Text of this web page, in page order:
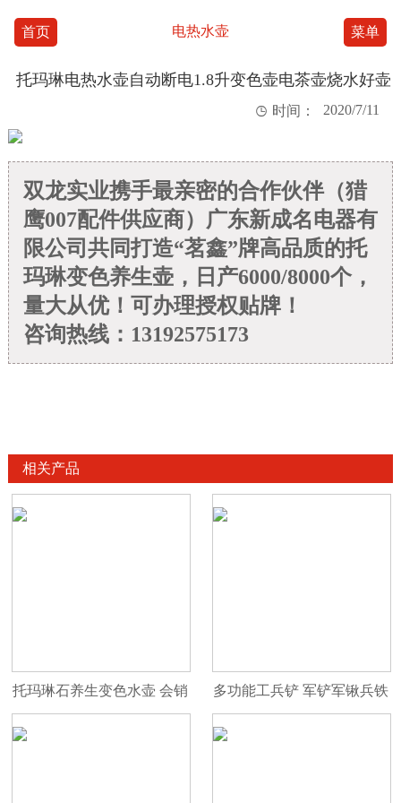
首页 电热水壶 菜单
托玛琳电热水壶自动断电1.8升变色壶电茶壶烧水好壶
 时间： 2020/7/11
双龙实业携手最亲密的合作伙伴（猎
鹰007配件供应商）广东新成名电器有
限公司共同打造“茗鑫”牌高品质的托
玛琳变色养生壶，日产6000/8000个，
量大从优！可办理授权贴牌！
咨询热线：13192575173
相关产品
托玛琳石养生变色水壶 会销
礼品
多功能工兵铲 军铲军锹兵铁
锹 防身兵工铲 户外锹